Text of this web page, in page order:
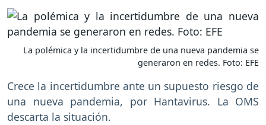
La polémica y la incertidumbre de una nueva pandemia se
generaron en redes. Foto: EFE
Crece la incertidumbre ante un supuesto riesgo de
una nueva pandemia, por Hantavirus. La OMS
descarta la situación.